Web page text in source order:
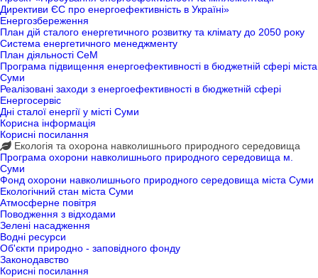
Директиви ЄС про енергоефективність в Україні»
Енергозбереження
План дій сталого енергетичного розвитку та клімату до 2050 року
Система енергетичного менеджменту
План діяльності СеМ
Програма підвищення енергоефективності в бюджетній сфері міста
Суми
Реалізовані заходи з енергоефективності в бюджетній сфері
Енергосервіс
Дні сталої енергії у місті Суми
Корисна інформація
Корисні посилання
Екологія та охорона навколишнього природного середовища
Програма охорони навколишнього природного середовища м.
Суми
Фонд охорони навколишнього природного середовища міста Суми
Екологічний стан міста Суми
Атмосферне повітря
Поводження з відходами
Зелені насадження
Водні ресурси
Об'єкти природно - заповідного фонду
Законодавство
Корисні посилання